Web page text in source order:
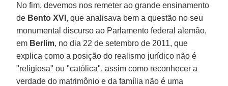
No fim, devemos nos remeter ao grande ensinamento
de Bento XVI , que analisava bem a questão no seu
monumental discurso ao Parlamento federal alemão,
em Berlim, no dia 22 de setembro de 2011, que
explica como a posição do realismo jurídico não é
"religiosa" ou "católica", assim como reconhecer a
verdade do matrimônio e da família não é uma